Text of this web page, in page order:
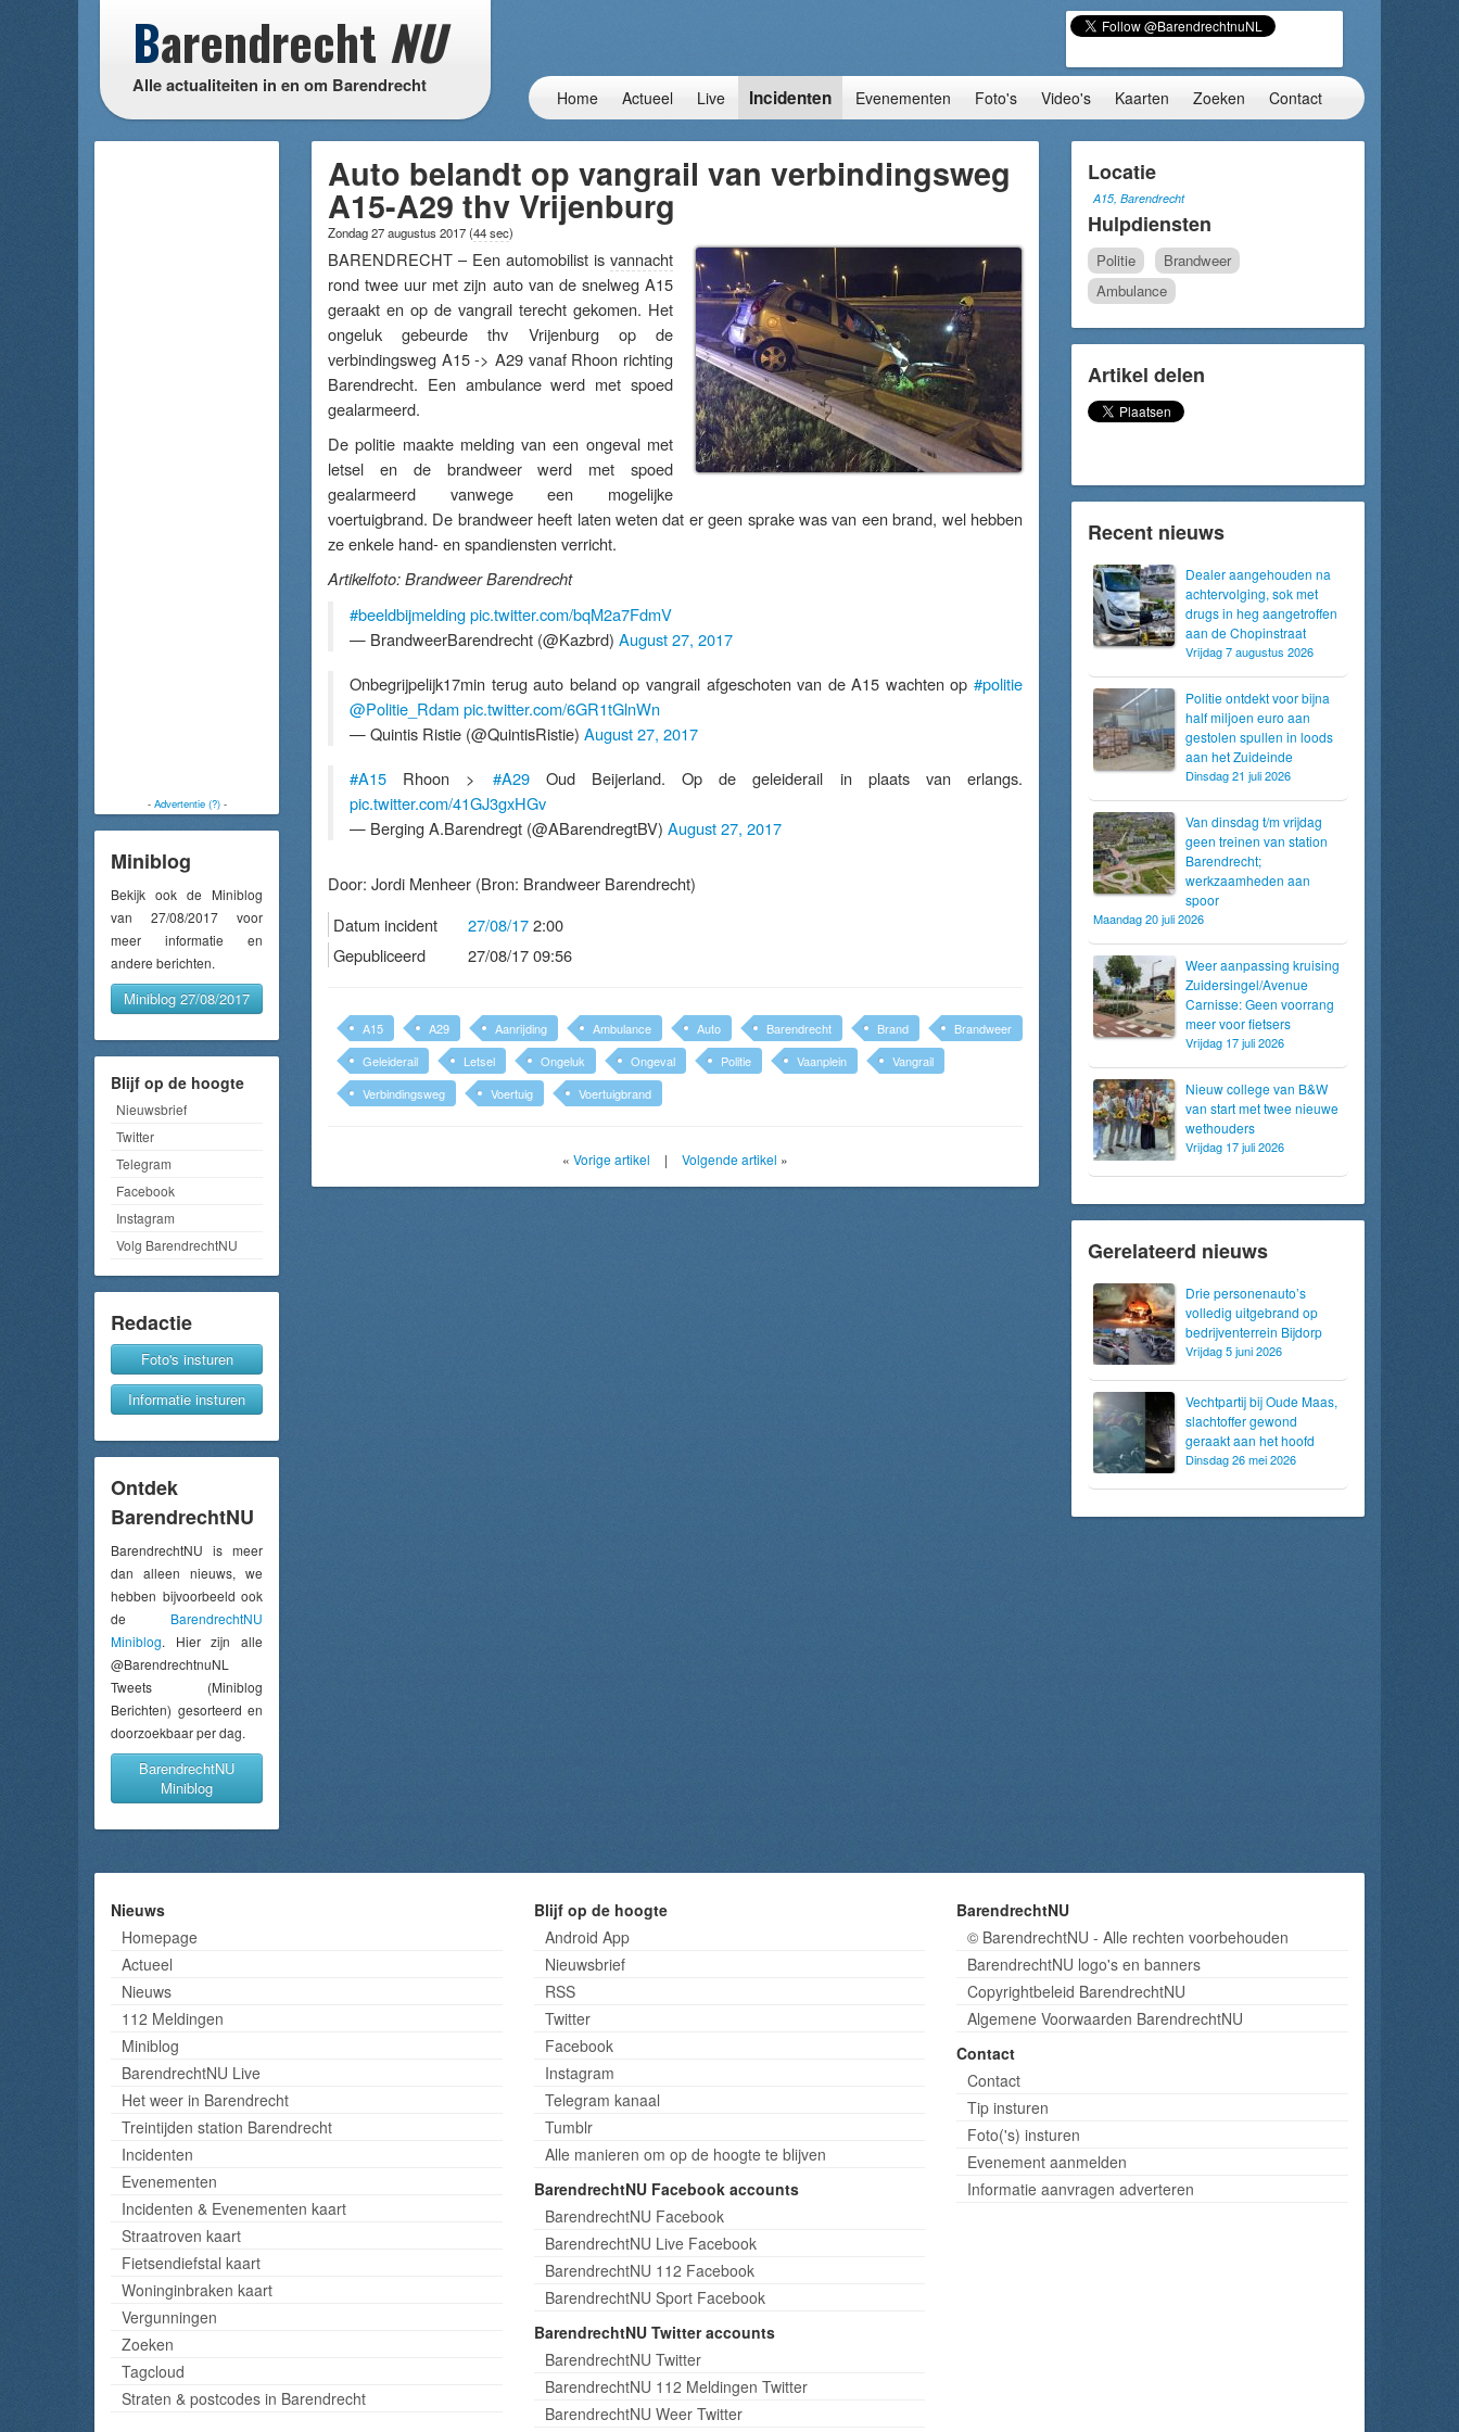
Barendrecht NU
Alle actualiteiten in en om Barendrecht
Home Actueel Live Incidenten Evenementen Foto's Video's Kaarten Zoeken Contact
- Advertentie (?)-
Miniblog
Bekijk ook de Miniblog
van 27/08/2017 voor
meer informatie en
andere berichten.
Miniblog 27/08/2017
Blijf op de hoogte
Nieuwsbrief
Twitter
Telegram
Facebook
Instagram
Volg BarendrechtNU
Redactie
Foto's insturen
Informatie insturen
Ontdek
BarendrechtNU
BarendrechtNU is meer
dan alleen nieuws, we
hebben bijvoorbeeld ook
de BarendrechtNU
Miniblog. Hier zijn alle
@BarendrechtnuNL
Tweets (Miniblog
Berichten) gesorteerd en
doorzoekbaar per dag.
BarendrechtNU
Miniblog
Auto belandt op vangrail van verbindingsweg
A15-A29 thv Vrijenburg
Zondag 27 augustus 2017(44 sec)
BARENDRECHT – Een automobilist is vannacht
rond twee uur met zijn auto van de snelweg A15
geraakt en op de vangrail terecht gekomen. Het
ongeluk gebeurde thv Vrijenburg op de
verbindingsweg A15 -> A29 vanaf Rhoon richting
Barendrecht. Een ambulance werd met spoed
gealarmeerd.
De politie maakte melding van een ongeval met
letsel en de brandweer werd met spoed
gealarmeerd vanwege een mogelijke
voertuigbrand. De brandweer heeft laten weten dat er geen sprake was van een brand, wel hebben
ze enkele hand- en spandiensten verricht.
Artikelfoto: Brandweer Barendrecht
#beeldbijmeldingpic.twitter.com/bqM2a7FdmV
— BrandweerBarendrecht (@Kazbrd) August 27, 2017
Onbegrijpelijk17min terug auto beland op vangrail afgeschoten van de A15 wachten op #politie
@Politie_Rdampic.twitter.com/6GR1tGlnWn
— Quintis Ristie (@QuintisRistie) August 27, 2017
#A15 Rhoon > #A29Oud Beijerland. Op de geleiderail in plaats van erlangs.
pic.twitter.com/41GJ3gxHGv
— Berging A.Barendregt (@ABarendregtBV) August 27, 2017
Door: Jordi Menheer (Bron: Brandweer Barendrecht)
Datum incident
27/08/172:00
Gepubliceerd
27/08/17 09:56
A15 A29 Aanrijding Ambulance Auto Barendrecht Brand
Brandweer
Geleiderail
Letsel Ongeluk Ongeval Politie Vaanplein
Vangrail
Verbindingsweg
Voertuig Voertuigbrand
« Vorige artikel | Volgende artikel »
Locatie
A15, Barendrecht
Hulpdiensten
Politie
Brandweer
Ambulance
Artikel delen
Recent nieuws
Dealer aangehouden na
achtervolging, sok met
drugs in heg aangetroffen
aan de Chopinstraat
Vrijdag 7 augustus 2026
Politie ontdekt voor bijna
half miljoen euro aan
gestolen spullen in loods
aan het Zuideinde
Dinsdag 21 juli 2026
Van dinsdag t/m vrijdag
geen treinen van station
Barendrecht;
werkzaamheden aan
spoor
Maandag 20 juli 2026
Weer aanpassing kruising
Zuidersingel/Avenue
Carnisse: Geen voorrang
meer voor fietsers
Vrijdag 17 juli 2026
Nieuw college van B&W
van start met twee nieuwe
wethouders
Vrijdag 17 juli 2026
Gerelateerd nieuws
Drie personenauto’s
volledig uitgebrand op
bedrijventerrein Bijdorp
Vrijdag 5 juni 2026
Vechtpartij bij Oude Maas,
slachtoffer gewond
geraakt aan het hoofd
Dinsdag 26 mei 2026
Nieuws
Homepage
Actueel
Nieuws
112 Meldingen
Miniblog
BarendrechtNU Live
Het weer in Barendrecht
Treintijden station Barendrecht
Incidenten
Evenementen
Incidenten & Evenementen kaart
Straatroven kaart
Fietsendiefstal kaart
Woninginbraken kaart
Vergunningen
Zoeken
Tagcloud
Straten & postcodes in Barendrecht
Blijf op de hoogte
Android App
Nieuwsbrief
RSS
Twitter
Facebook
Instagram
Telegram kanaal
Tumblr
Alle manieren om op de hoogte te blijven
BarendrechtNU Facebook accounts
BarendrechtNU Facebook
BarendrechtNU Live Facebook
BarendrechtNU 112 Facebook
BarendrechtNU Sport Facebook
BarendrechtNU Twitter accounts
BarendrechtNU Twitter
BarendrechtNU 112 Meldingen Twitter
BarendrechtNU Weer Twitter
BarendrechtNU
© BarendrechtNU - Alle rechten voorbehouden
BarendrechtNU logo's en banners
Copyrightbeleid BarendrechtNU
Algemene Voorwaarden BarendrechtNU
Contact
Contact
Tip insturen
Foto('s) insturen
Evenement aanmelden
Informatie aanvragen adverteren